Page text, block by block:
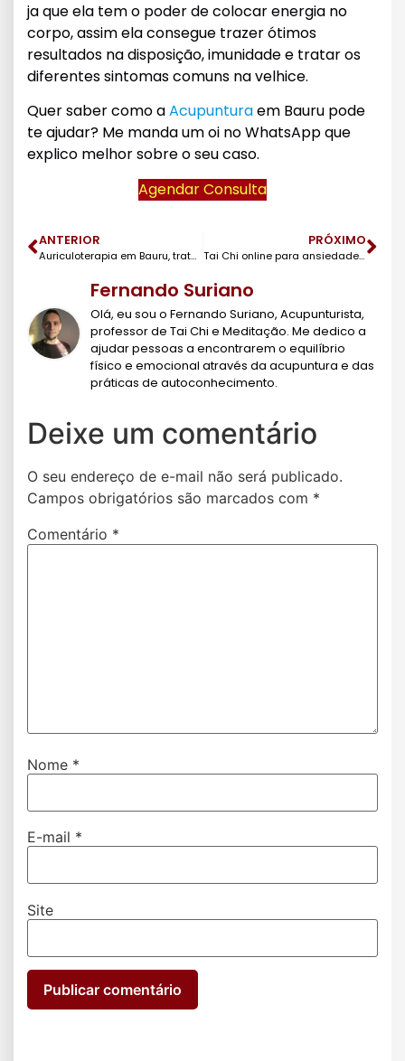
ja que ela tem o poder de colocar energia no
corpo, assim ela consegue trazer ótimos
resultados na disposição, imunidade e tratar os
diferentes sintomas comuns na velhice.
Quer saber como aAcupunturaem Bauru pode
te ajudar? Me manda um oi no WhatsApp que
explico melhor sobre o seu caso.
Agendar Consulta
ANTERIOR
Auriculoterapia em Bauru, tratamento simples e eficaz
PRÓXIMO
Tai Chi online para ansiedade e estresse
Fernando Suriano
Olá, eu sou o Fernando Suriano, Acupunturista,
professor de Tai Chi e Meditação. Me dedico a
ajudar pessoas a encontrarem o equilíbrio
físico e emocional através da acupuntura e das
práticas de autoconhecimento.
Deixe um comentário
O seu endereço de e-mail não será publicado.
Campos obrigatórios são marcados com *
Comentário *
Nome *
E-mail *
Site